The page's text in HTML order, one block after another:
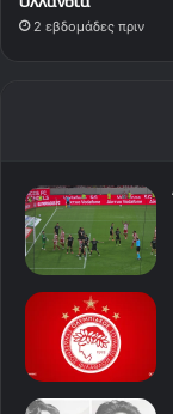
2 εβδομάδες πριν